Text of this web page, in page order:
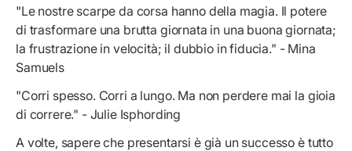
"Le nostre scarpe da corsa hanno della magia. Il potere
di trasformare una brutta giornata in una buona giornata;
la frustrazione in velocità; il dubbio in fiducia." - Mina
Samuels
"Corri spesso. Corri a lungo. Ma non perdere mai la gioia
di correre." - Julie Isphording
A volte, sapere che presentarsi è già un successo è tutto